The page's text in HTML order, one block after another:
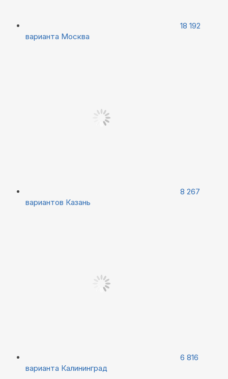
18 192
варианта Москва
8 267
вариантов Казань
6 816
варианта Калининград